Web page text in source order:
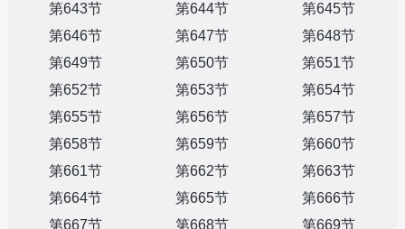
第643节
第644节
第645节
第646节
第647节
第648节
第649节
第650节
第651节
第652节
第653节
第654节
第655节
第656节
第657节
第658节
第659节
第660节
第661节
第662节
第663节
第664节
第665节
第666节
第667节
第668节 第669节